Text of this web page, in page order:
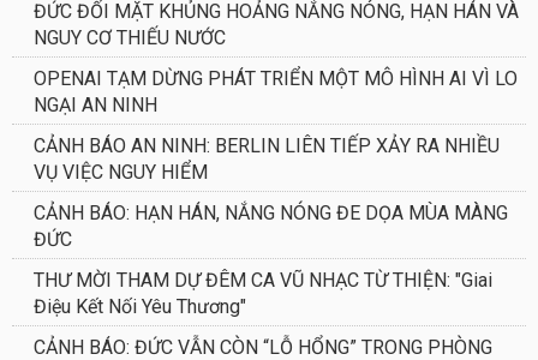
ĐỨC ĐỐI MẶT KHỦNG HOẢNG NẮNG NÓNG, HẠN HÁN VÀ
NGUY CƠ THIẾU NƯỚC
OPENAI TẠM DỪNG PHÁT TRIỂN MỘT MÔ HÌNH AI VÌ LO
NGẠI AN NINH
CẢNH BÁO AN NINH: BERLIN LIÊN TIẾP XẢY RA NHIỀU
VỤ VIỆC NGUY HIỂM
CẢNH BÁO: HẠN HÁN, NẮNG NÓNG ĐE DỌA MÙA MÀNG
ĐỨC
THƯ MỜI THAM DỰ ĐÊM CA VŨ NHẠC TỪ THIỆN: "Giai
Điệu Kết Nối Yêu Thương"
CẢNH BÁO: ĐỨC VẪN CÒN “LỖ HỔNG” TRONG PHÒNG